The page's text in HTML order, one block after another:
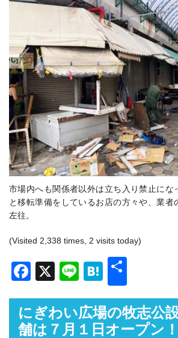
市場内へも関係者以外は立ち入り禁止にな
と移転準備をしているお店の方々や、業者
左往。
(Visited 2,338 times, 2 visits today)
Facebook
X LineHatena
にぎわい広場の牧志公
舗は７月１日オープン！